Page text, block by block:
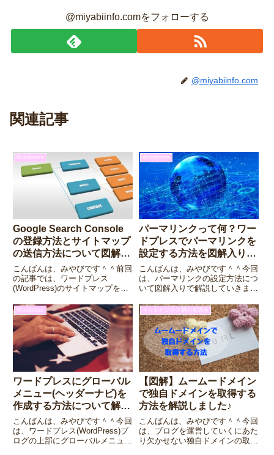
@miyabiinfo.comをフォローする
@miyabiinfo.com
関連記事
Wordpress
Google Search Console
の登録方法とサイトマップ
の送信方法について図解入
りで解説しました♪(失敗談
つき)
こんばんは、みやびです＾＾前回
の記事では、ワードプレス
(WordPress)のサイトマップを作
「Google XML Sitemaps」のイ
ンストール方法を解説しました。
今回は、Google XML Sitemaps
で...
Wordpress
パーマリンクって何？ワー
ドプレスでパーマリンクを
設定する方法を図解入りで
解説しました♪
こんばんは、みやびです＾＾今回
は、パーマリンクの設定方法につ
いて図解入りで解説していきま
でいうと、「そのページのURL」
の事です。ワードプレス
(WordPress)では、自分でパーマ
リンクの表示方法を決める事が...
Wordpress
ワードプレスにグローバル
メニュー(ヘッダーナビ)を
作成する方法について解説
しました♪
こんばんは、みやびです＾＾今回
は、ワードプレス(WordPress)ブ
ログの上部にグローバルメニュー
ネットビジネス初心者講座
【図解】ムームードメイン
で独自ドメインを取得する
方法を解説しました♪
こんばんは、みやびです＾＾今回
は、ブログを運営していくにあた
り欠かせない独自ドメインの取得